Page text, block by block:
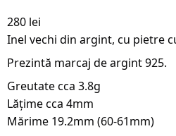
280 lei
Inel vechi din argint, cu pietre
Prezintă marcaj de argint 925.
Greutate cca 3.8g
Lățime cca 4mm
Mărime 19.2mm (60-61mm)